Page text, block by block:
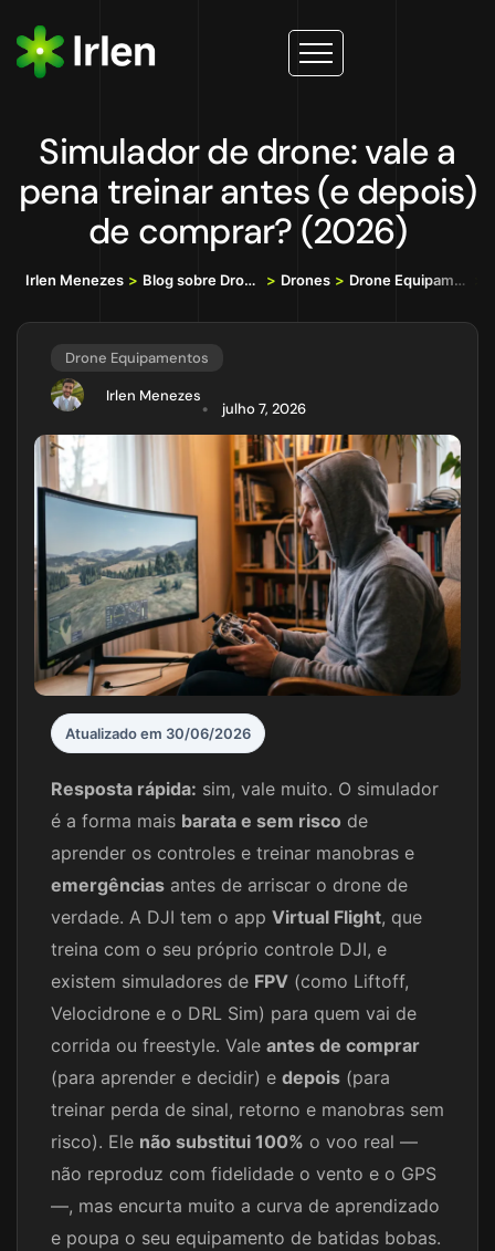
Simulador de drone: vale a
pena treinar antes (e depois)
de comprar? (2026)
Irlen Menezes > Blog sobre Drones, IA e Tecnologia da Informação > Drones > Drone Equipamentos
Drone Equipamentos
Irlen Menezes
julho 7, 2026
Atualizado em 30/06/2026
Resposta rápida: sim, vale muito. O simulador
é a forma mais barata e sem risco de
aprender os controles e treinar manobras e
emergências antes de arriscar o drone de
verdade. A DJI tem o app Virtual Flight, que
treina com o seu próprio controle DJI, e
existem simuladores de FPV (como Liftoff,
Velocidrone e o DRL Sim) para quem vai de
corrida ou freestyle. Vale antes de comprar
(para aprender e decidir) e depois (para
treinar perda de sinal, retorno e manobras sem
risco). Ele não substitui 100% o voo real —
não reproduz com fidelidade o vento e o GPS
—, mas encurta muito a curva de aprendizado
e poupa o seu equipamento de batidas bobas.